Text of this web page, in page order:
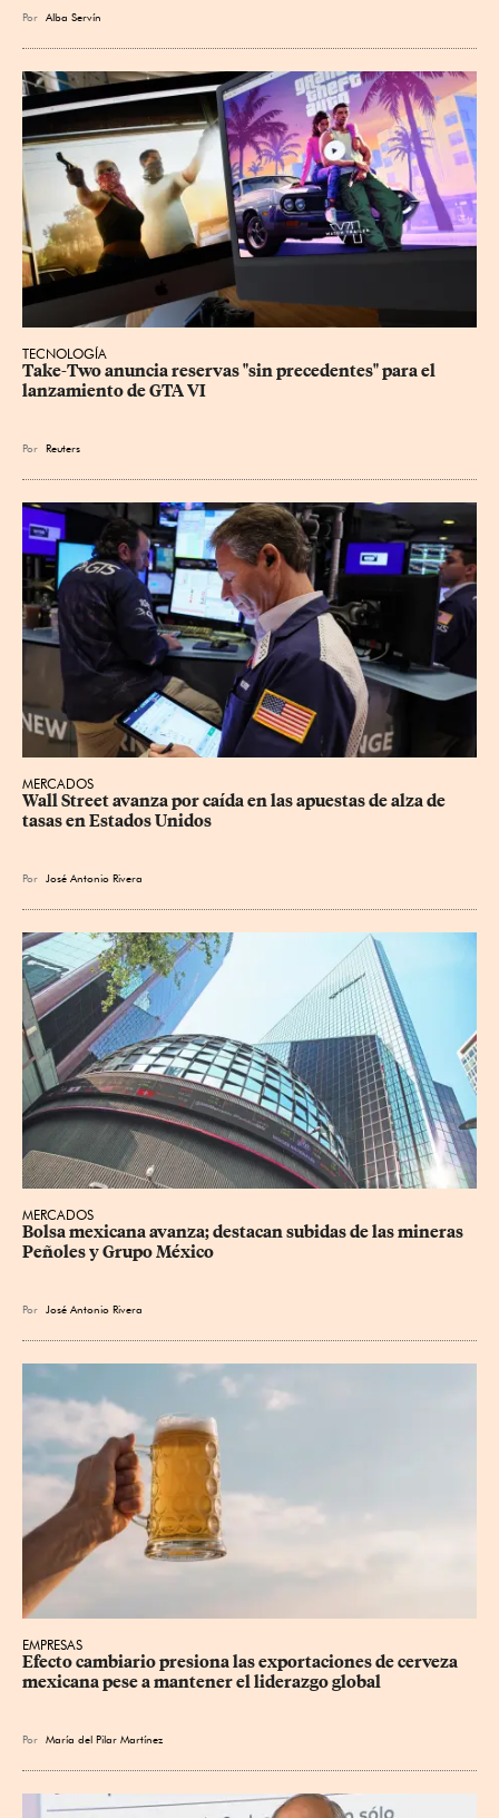
Por Alba Servín
TECNOLOGÍA
Take-Two anuncia reservas "sin precedentes" para el
lanzamiento de GTA VI
Por Reuters
MERCADOS
Wall Street avanza por caída en las apuestas de alza de
tasas en Estados Unidos
Por José Antonio Rivera
MERCADOS
Bolsa mexicana avanza; destacan subidas de las mineras
Peñoles y Grupo México
Por José Antonio Rivera
EMPRESAS
Efecto cambiario presiona las exportaciones de cerveza
mexicana pese a mantener el liderazgo global
Por María del Pilar Martínez